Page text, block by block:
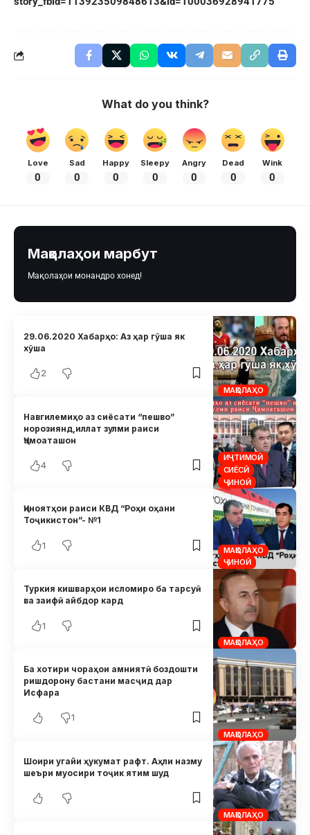
What do you think?
Love
0
Sad
0
Happy
0
Sleepy
0
Angry
0
Dead
0
Wink
0
Мақолаҳои марбут
Мақолаҳои монандро хонед!
МАҚОЛАҲО
29.06.2020 Хабарҳо: Аз ҳар гӯша як
хӯша
2
ИҶТИМОӢ
СИЁСӢ
ҶИНОӢ
Навгилемиҳо аз сиёсати “пешво”
норозиянд,иллат зулми раиси
Ҷамоаташон
4
МАҚОЛАҲО
ҶИНОӢ
Ҷиноятҳои раиси КВД “Роҳи оҳани
Тоҷикистон”- №1
1
МАҚОЛАҲО
Туркия кишварҳои исломиро ба тарсуӣ
ва заифӣ айбдор кард
1
МАҚОЛАҲО
Ба хотири чораҳои амниятӣ боздошти
ришдорону бастани масҷид дар
Исфара
1
МАҚОЛАҲО
Шоири угайи ҳукумат рафт. Аҳли назму
шеъри муосири тоҷик ятим шуд